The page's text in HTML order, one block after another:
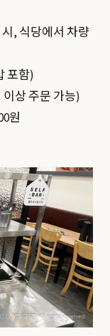
, 식당에서 차량
포함)
상 주문 가능)
원